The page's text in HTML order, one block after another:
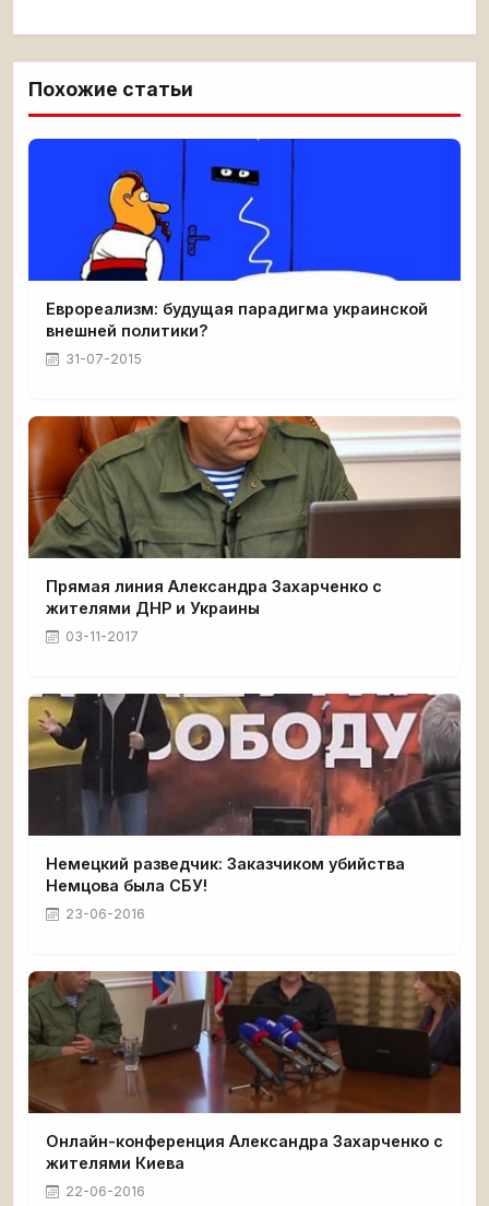
Похожие статьи
Еврореализм: будущая парадигма украинской
внешней политики?
31-07-2015
Прямая линия Александра Захарченко с
жителями ДНР и Украины
03-11-2017
Немецкий разведчик: Заказчиком убийства
Немцова была СБУ!
23-06-2016
Онлайн-конференция Александра Захарченко с
жителями Киева
22-06-2016